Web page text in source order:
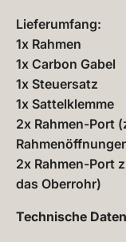
Lieferumfang:
1x Rahmen
1x Carbon Gabel
1x Steuersatz
1x Sattelklemme
2x Rahmen-Port
2x Rahmen-Port
das Oberrohr)
Technische Daten